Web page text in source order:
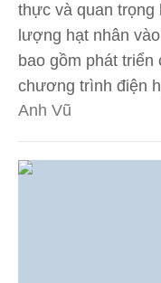
thực và quan
lượng hạt nhân
bao gồm phát
chương trình điện
Anh Vũ